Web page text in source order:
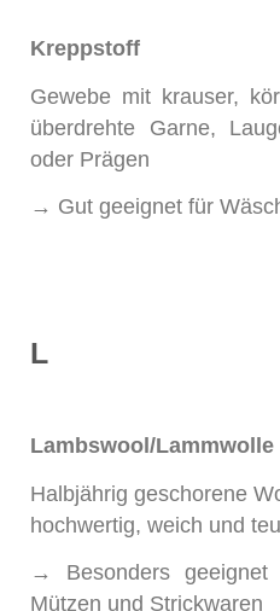
Kreppstoff
Gewebe mit krauser,
überdrehte Garne,
oder Prägen
→ Gut geeignet für
L
Lambswool/Lammwolle
Halbjährig geschorene
hochwertig, weich und
→ Besonders geeignet
Mützen und Strickwaren